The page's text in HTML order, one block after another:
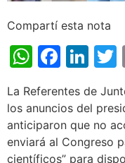
Compartí esta nota
La Referentes de
los anuncios del
anticiparon que no
enviará al Congreso
científicos” para